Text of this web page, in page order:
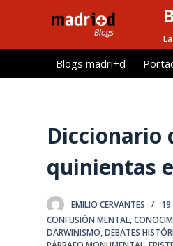
l
Blogs madri+d
Diccionario
quinientas
EMILIO CERVANTES 19
CONFUSIÓN MENTAL,
DARWINISMO,DEBATES